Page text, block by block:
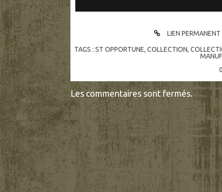
LIEN PERMANENT
TAGS : ST OPPORTUNE, COLLECTION,
0
Les commentaires sont fermés.